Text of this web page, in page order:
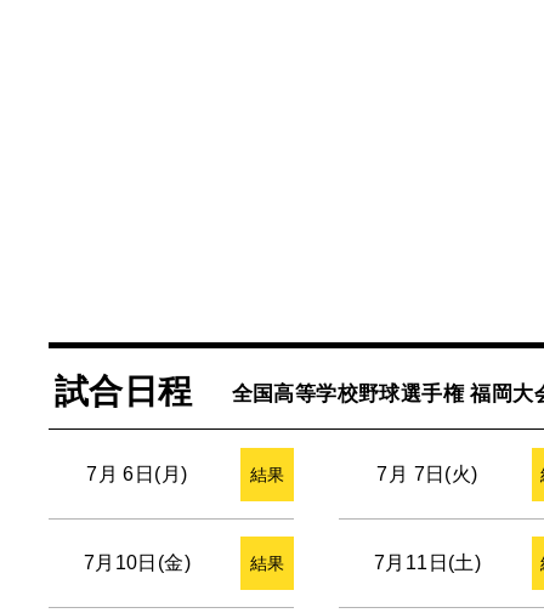
試合日程 全国高等学校野球選手権 福岡大
7月 6日(月) 結果 7月 7日(火)
7月10日(金) 結果 7月11日(土)